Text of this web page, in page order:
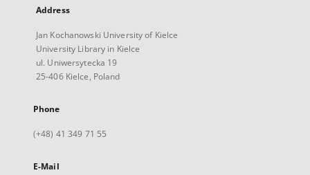
Address
Jan Kochanowski University of Kielce
University Library in Kielce
ul. Uniwersytecka 19
25-406 Kielce, Poland
Phone
(+48) 41 349 71 55
E-Mail